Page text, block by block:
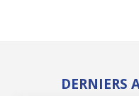
DERNIERS